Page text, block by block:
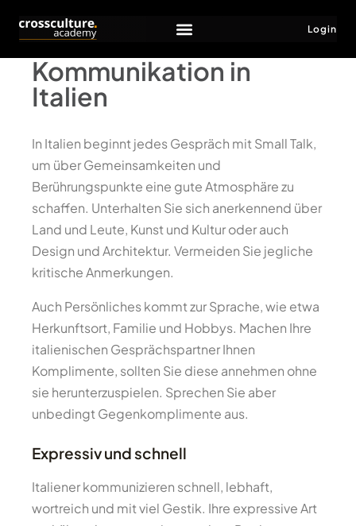
Login
Kommunikation in
Italien
In Italien beginnt jedes Gespräch mit Small Talk,
um über Gemeinsamkeiten und
Berührungspunkte eine gute Atmosphäre zu
schaffen. Unterhalten Sie sich anerkennend über
Land und Leute, Kunst und Kultur oder auch
Design und Architektur. Vermeiden Sie jegliche
kritische Anmerkungen.
Auch Persönliches kommt zur Sprache, wie etwa
Herkunftsort, Familie und Hobbys. Machen Ihre
italienischen Gesprächspartner Ihnen
Komplimente, sollten Sie diese annehmen ohne
sie herunterzuspielen. Sprechen Sie aber
unbedingt Gegenkomplimente aus.
Expressiv und schnell
Italiener kommunizieren schnell, lebhaft,
wortreich und mit viel Gestik. Ihre expressive Art